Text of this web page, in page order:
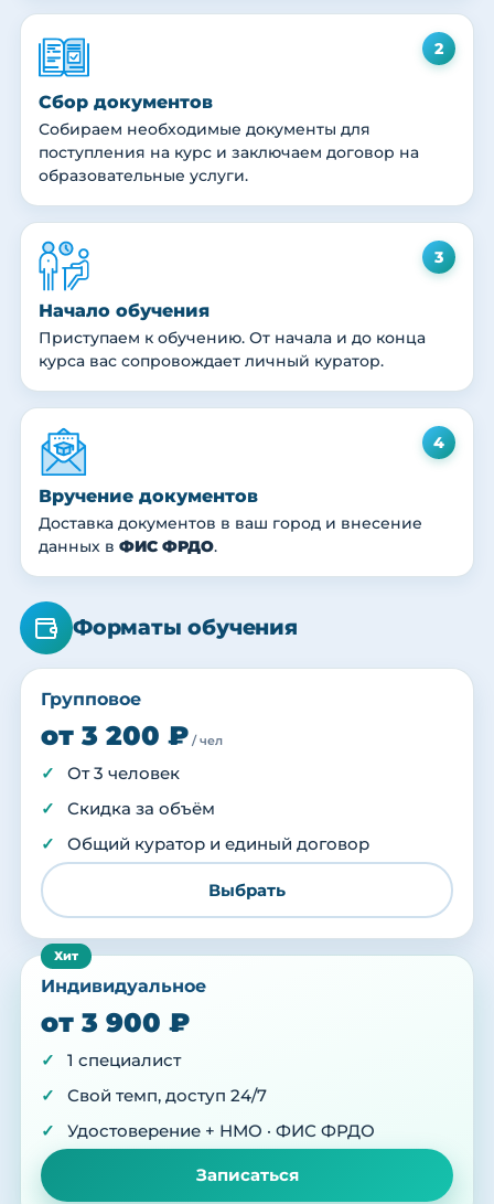
2
Сбор документов
Собираем необходимые документы для
поступления на курс и заключаем договор на
образовательные услуги.
3
Начало обучения
Приступаем к обучению. От начала и до конца
курса вас сопровождает личный куратор.
4
Вручение документов
Доставка документов в ваш город и внесение
данных в ФИС ФРДО.
Форматы обучения
Групповое
от 3 200 ₽ / чел
От 3 человек
Скидка за объём
Общий куратор и единый договор
Выбрать
Индивидуальное
от 3 900 ₽
1 специалист
Свой темп, доступ 24/7
Удостоверение + НМО · ФИС ФРДО
Записаться